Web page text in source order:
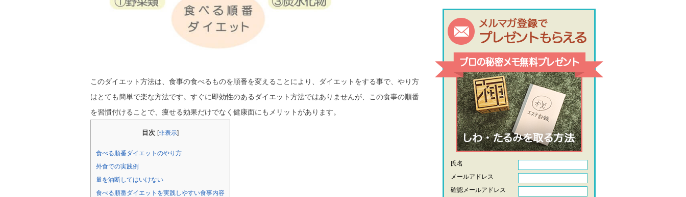
このダイエット方法は、食事の食べるものを順番を変えることにより、ダイエットをする事で、やり方
はとても簡単で楽な方法です。すぐに即効性のあるダイエット方法ではありませんが、この食事の順番
を習慣付けることで、痩せる効果だけでなく健康面にもメリットがあります。
目次 [非表示]
食べる順番ダイエットのやり方
外食での実践例
量を油断してはいけない
食べる順番ダイエットを実践しやすい食事内容
氏名
メールアドレス
確認メールアドレス